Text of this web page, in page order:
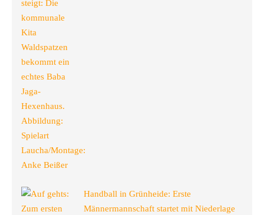
Handball in Grünheide: Erste
Männermannschaft startet mit Niederlage